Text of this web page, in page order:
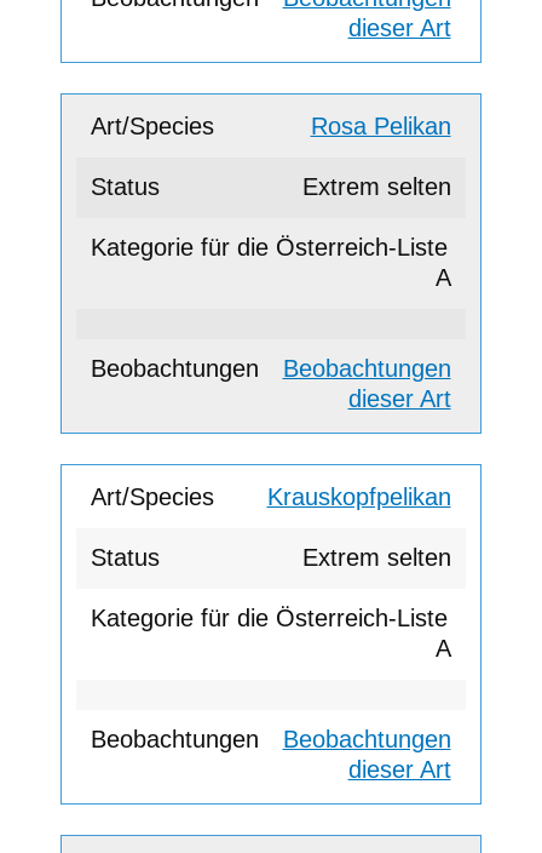
dieser Art
Rosa Pelikan
Extrem selten
A
Beobachtungen
dieser Art
Krauskopfpelikan
Extrem selten
A
Beobachtungen
dieser Art